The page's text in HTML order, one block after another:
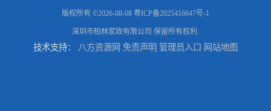
版权所有 ©2026-08-08 粤ICP备2025416647号-1
深圳市柏林家政有限公司 保留所有权利.
技术支持： 八方资源网 免责声明 管理员入口 网站地图